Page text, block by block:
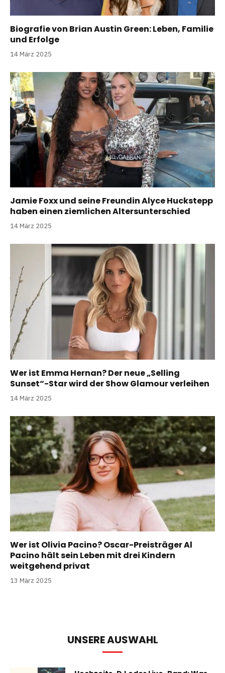
Biografie von Brian Austin Green: Leben, Familie
und Erfolge
14 März 2025
Jamie Foxx und seine Freundin Alyce Huckstepp
haben einen ziemlichen Altersunterschied
14 März 2025
Wer ist Emma Hernan? Der neue „Selling
Sunset“-Star wird der Show Glamour verleihen
14 März 2025
Wer ist Olivia Pacino? Oscar-Preisträger Al
Pacino hält sein Leben mit drei Kindern
weitgehend privat
13 März 2025
UNSERE AUSWAHL